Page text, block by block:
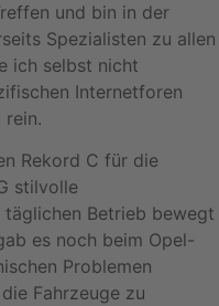
und bin in der
Spezialisten zu allen
ich selbst nicht
Internetforen
rein.
Rekord C für die
stilvolle
Betrieb bewegt
es noch beim Opel-
Problemen
Fahrzeuge zu